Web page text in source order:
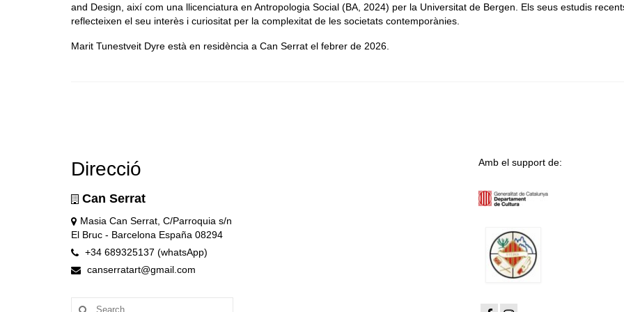
and Design, així com una llicenciatura en Antropologia Social (BA, 2024) per la Universitat de Bergen. Els seus estudis
reflecteixen el seu interès i curiositat per la complexitat de les societats contemporànies.
Marit Tunestveit Dyre està en residència a Can Serrat el febrer de 2026.
Direcció
Can Serrat
Masia Can Serrat, C/Parroquia s/n
El Bruc - Barcelona España 08294
+34 689325137 (whatsApp)
canserratart@gmail.com
Search
Amb el support de: